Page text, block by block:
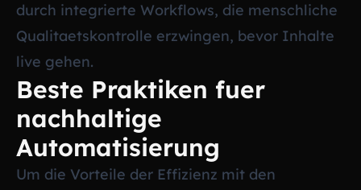
durch integrierte Workflows, die menschliche
Qualitaetskontrolle erzwingen, bevor Inhalte
live gehen.
Beste Praktiken fuer
nachhaltige
Automatisierung
Um die Vorteile der Effizienz mit den